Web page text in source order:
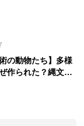
の動物たち】多様
作られた？縄文人